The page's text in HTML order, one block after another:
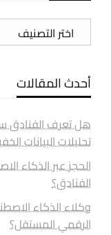
تصنيفات
أحدث المقالات
هل تعرف الفنادق
تحليلات البيانات
الحجز عبر الذكاء
الفنادق؟
وكلاء الذكاء
الرقمي المستقل؟